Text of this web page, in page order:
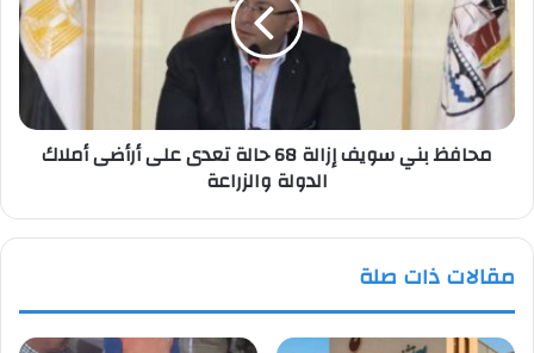
68
حالة
تعدى
على
أرأضى
أملاك
محافظ بني سويف إزالة 68 حالة تعدى على أرأضى أملاك
الدولة والزراعة
مقالات ذات صلة